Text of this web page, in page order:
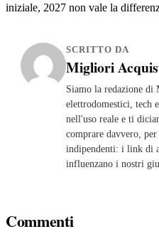
iniziale, 2027 non vale la
SCRITTO DA
Migliori
Siamo la redazione
elettrodomestici, tech
nell'uso reale e ti
comprare davvero,
indipendenti: i link di
influenzano i nostri
Commenti